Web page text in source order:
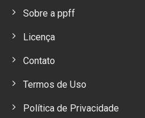
Sobre a ppff
Licença
Contato
Termos de Uso
Política de Privacidade